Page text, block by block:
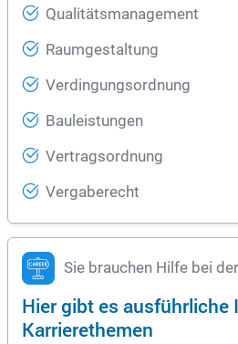
Qualitätsmanagement
Raumgestaltung
Verdingungsordnung
Bauleistungen
Vertragsordnung
Vergaberecht
Sie brauchen Hilfe bei
Hier gibt es ausführliche
Karrierethemen